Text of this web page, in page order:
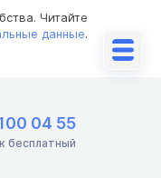
Читайте
данные.
04 55
бесплатный